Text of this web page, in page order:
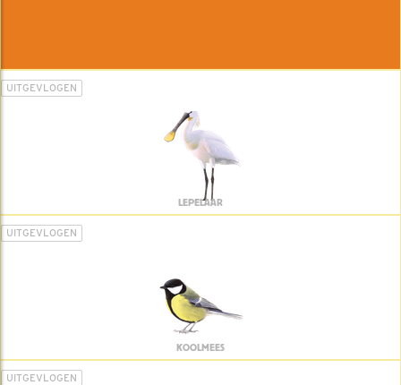
UITGEVLOGEN
LEPELAAR
UITGEVLOGEN
KOOLMEES
UITGEVLOGEN